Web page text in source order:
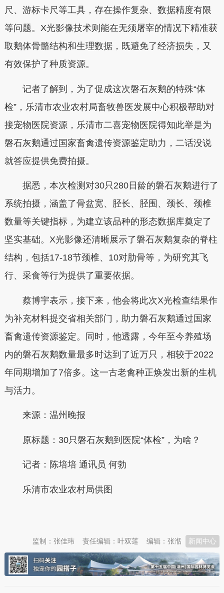
尺、游标卡尺等工具，存在操作复杂、数据精度有限
等问题。X光影像技术则能在无须屠宰的情况下精准获
取鹅体骨骼结构和生理数据，既避免了经济损失，又
有效保护了种质资源。
记者了解到，为了促成这次磐石灰鹅的特殊“体
检”，乐清市农业农村局畜牧兽医发展中心积极帮助对
接宠物医院资源，乐清市二喜宠物医院得知此举是为
磐石灰鹅通过国家畜禽遗传资源鉴定助力，二话没说
就答应提供免费拍摄。
据悉，本次检测对30只280日龄的磐石灰鹅进行了
系统拍摄，涵盖了骨盆宽、胫长、胫围、颈长、颈椎
数量等关键指标，为建立该品种的形态数据库奠定了
坚实基础。X光影像还清晰展示了磐石灰鹅复杂的脊柱
结构，包括17-18节颈椎、10对肋骨等，为研究其飞
行、采食等行为提供了重要依据。
蔡博宇表示，接下来，他会将此次X光检查结果作
为补充材料提交省相关部门，助力磐石灰鹅通过国家
畜禽遗传资源鉴定。同时，他透露，今年至今养殖场
内的磐石灰鹅数量最多时达到了近万只，相较于2022
年同期增加了7倍多。这一古老禽种正焕发出新的生机
与活力。
来源：温州晚报
原标题： 30只磐石灰鹅到医院“体检”，为啥？
记者：陈培培 通讯员 何勃
乐清市农业农村局供图
新闻中心
编辑：张湉
责任编辑：叶双莲
监制：张佳玮